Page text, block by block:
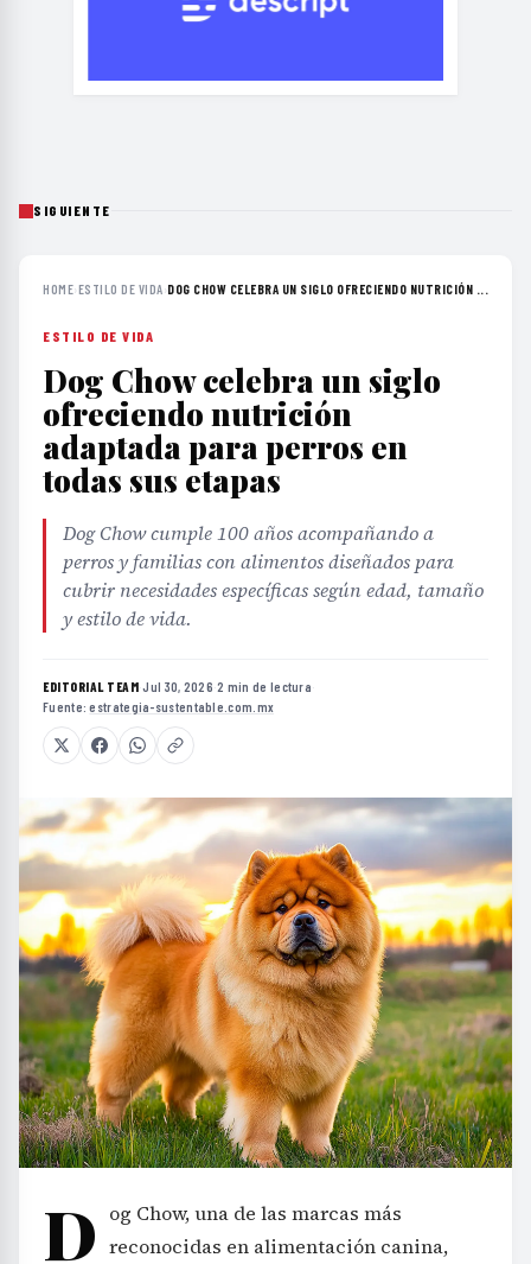
SIGUIENTE
HOME›ESTILO DE VIDA›DOG CHOW CELEBRA UN SIGLO OFRECIENDO NUTRICIÓN ...
ESTILO DE VIDA
Dog Chow celebra un siglo
ofreciendo nutrición
adaptada para perros en
todas sus etapas
Dog Chow cumple 100 años acompañando a
perros y familias con alimentos diseñados para
cubrir necesidades específicas según edad, tamaño
y estilo de vida.
EDITORIAL TEAM·Jul 30, 2026·2 min de lectura·
Fuente:estrategia-sustentable.com.mx
D og Chow, una de las marcas más
reconocidas en alimentación canina,